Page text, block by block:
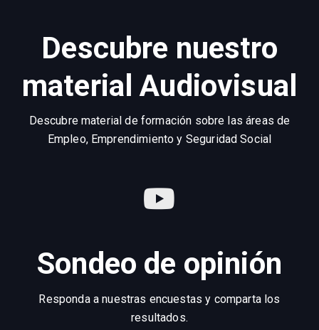
Descubre nuestro
material Audiovisual
Descubre material de formación sobre las áreas de
Empleo, Emprendimiento y Seguridad Social
Sondeo de opinión
Responda a nuestras encuestas y comparta los
resultados.